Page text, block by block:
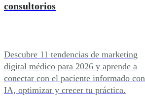
consultorios
Descubre 11 tendencias de marketing
digital médico para 2026 y aprende a
conectar con el paciente informado con
IA, optimizar y crecer tu práctica.